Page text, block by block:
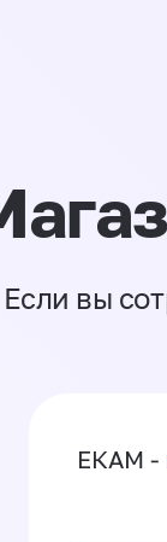
Если вы
ЕКАМ -